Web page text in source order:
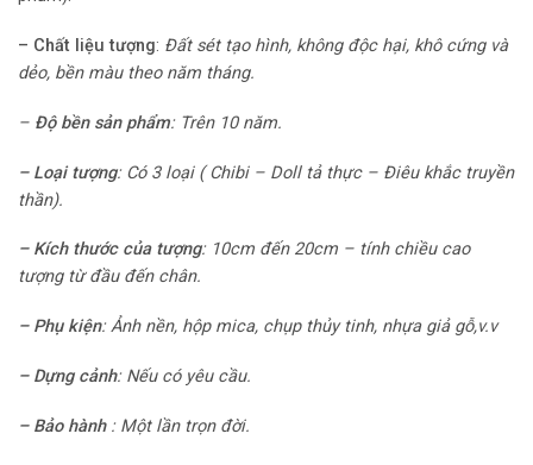
– Chất liệu tượng: Đất sét tạo hình, không độc hại, khô cứng và
dẻo, bền màu theo năm tháng.
– Độ bền sản phẩm: Trên 10 năm.
– Loại tượng: Có 3 loại ( Chibi – Doll tả thực – Điêu khắc truyền
thần).
– Kích thước của tượng: 10cm đến 20cm – tính chiều cao
tượng từ đầu đến chân.
– Phụ kiện: Ảnh nền, hộp mica, chụp thủy tinh, nhựa giả gỗ,v.v
– Dựng cảnh:Nếu có yêu cầu.
– Bảo hành : Một lần trọn đời.